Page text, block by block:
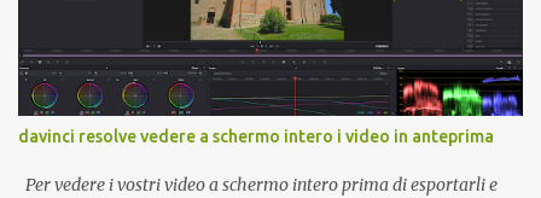
davinci resolve vedere a schermo intero i video in anteprima
Per vedere i vostri video a schermo intero prima di esportarli e